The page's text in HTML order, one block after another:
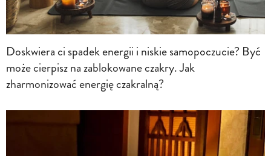
Doskwiera ci spadek energii i niskie samopoczucie? Być
może cierpisz na zablokowane czakry. Jak
zharmonizować energię czakralną?